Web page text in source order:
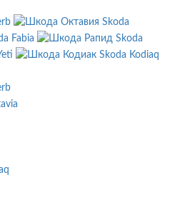
Skoda
Fabia
Skoda
Skoda Kodiaq